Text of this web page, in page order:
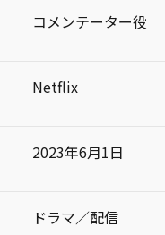
コメンテーター役
Netflix
2023年6月1日
ドラマ／配信